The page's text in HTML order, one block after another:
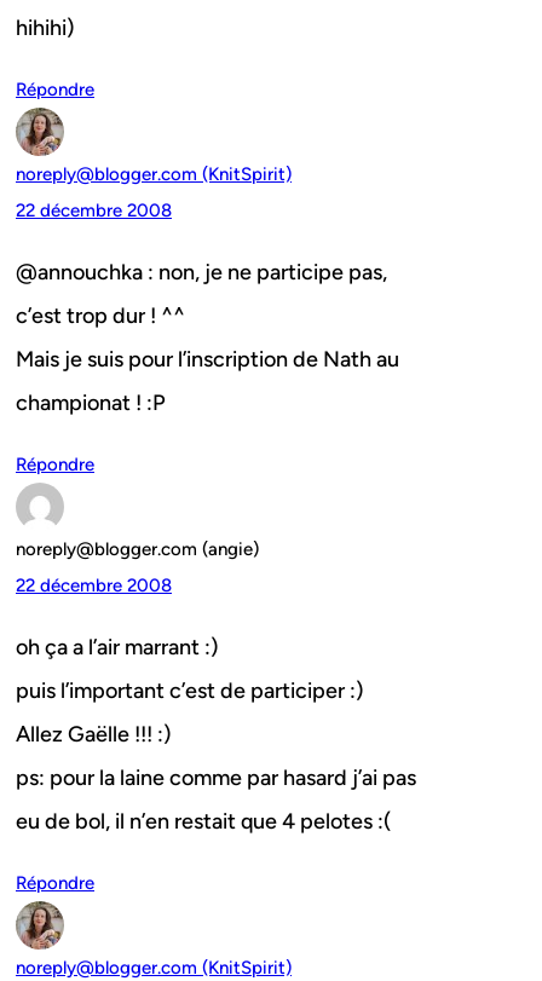
hihihi)
Répondre
noreply@blogger.com (KnitSpirit)
22 décembre 2008
@annouchka : non, je ne participe pas,
c’est trop dur ! ^^
Mais je suis pour l’inscription de Nath au
championat ! :P
Répondre
noreply@blogger.com (angie)
22 décembre 2008
oh ça a l’air marrant :)
puis l’important c’est de participer :)
Allez Gaëlle !!! :)
ps: pour la laine comme par hasard j’ai pas
eu de bol, il n’en restait que 4 pelotes :(
Répondre
noreply@blogger.com (KnitSpirit)